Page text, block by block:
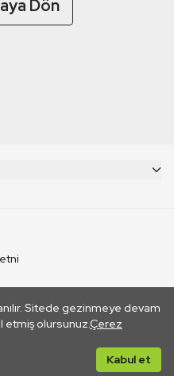
Dön
Sitede gezinmeye devam
etmiş olursunuz.Çerez
Kabul et
yoluyla gidilen dış